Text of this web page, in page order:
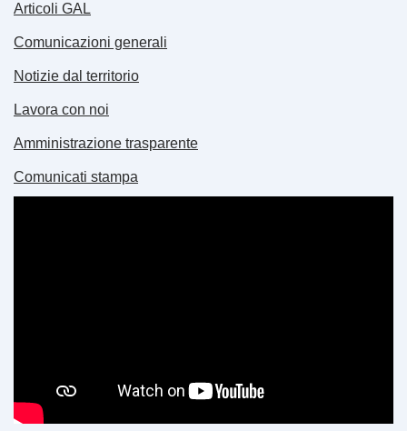
Articoli GAL
Comunicazioni generali
Notizie dal territorio
Lavora con noi
Amministrazione trasparente
Comunicati stampa